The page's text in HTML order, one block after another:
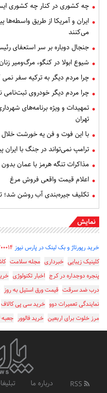
چه کشوری در کنار چه کشوری
ایران و آمریکا از طریق
می‌کنند
جنجال دوباره بر سر استعفای
شیوع ابولا در کنگو، مرگ‌ومیر
چرا مردم دیگر به ترکیه سفر نمی
چرا مردم دیگر خودروی ثبت‌نامی
تمهیدات و ویژه برنامه‌های
تهران
با این فوت و فن یه خورشت
ترامپ نمی‌تواند در جنگ با ایران
مذاکرات تنگه هرمز با عمان
اعلام قیمت واقعی فروش مرغ
تکلیف جیره‌بندی آب روشن شد؛
نمایش
خرید رپورتاژ و بک لینک در پارس نیوز
کلینیک زیبایی خبرداری مجله سلامت
پنجره دوجداره در کرج اخبار تکنولوژی
درب ضد سرقت قیمت ورق استیل به روز
نمایندگی تعمیرات دوو خرید سی پی کالاف
مرز خلوت برای اربعین خرید فالوور جعبه
درباره ما